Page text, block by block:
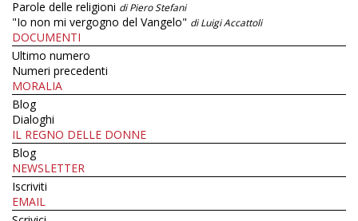
Parole delle religioni di Piero Stefani
"Io non mi vergogno del Vangelo" di Luigi Accattoli
DOCUMENTI
Ultimo numero
Numeri precedenti
MORALIA
Blog
Dialoghi
IL REGNO DELLE DONNE
Blog
NEWSLETTER
Iscriviti
EMAIL